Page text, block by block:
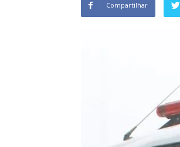
Compartilhar